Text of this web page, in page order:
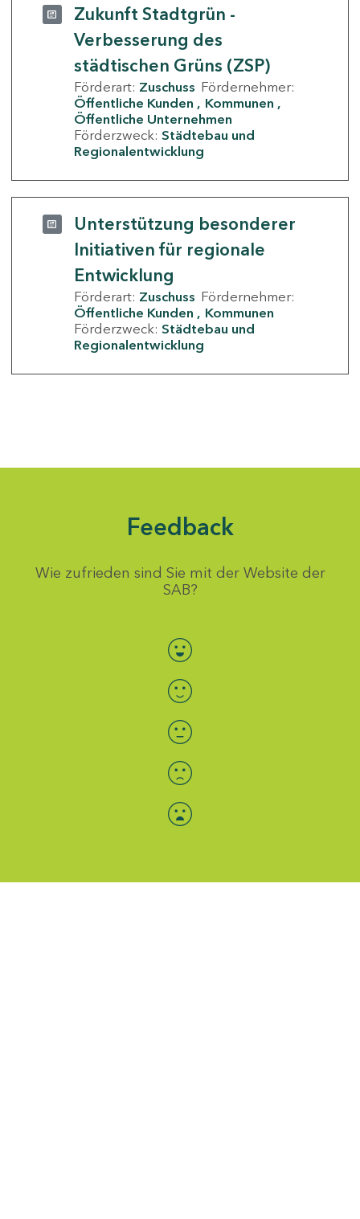
Zukunft Stadtgrün -
Verbesserung des
städtischen Grüns (ZSP)
Förderart: Zuschuss Fördernehmer:
Öffentliche Kunden
Kommunen
Öffentliche Unternehmen
Förderzweck: Städtebau und
Regionalentwicklung
Unterstützung besonderer
Initiativen für regionale
Entwicklung
Förderart: Zuschuss Fördernehmer:
Öffentliche Kunden
Kommunen
Förderzweck: Städtebau und
Regionalentwicklung
Feedback
Wie zufrieden sind Sie mit der Website der
SAB?
Bewertung auswählen